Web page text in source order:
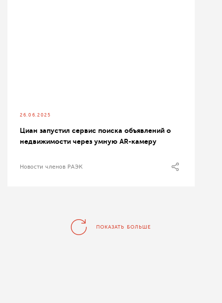
26.06.2025
Циан запустил сервис поиска объявлений о
недвижимости через умную AR-камеру
Новости членов РАЭК
ПОКАЗАТЬ БОЛЬШЕ